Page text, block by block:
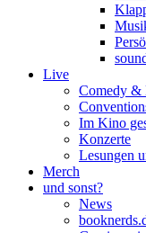
Live
Comedy &
Im Kino
Konzerte
Lesungen
Merch
und sonst?
News